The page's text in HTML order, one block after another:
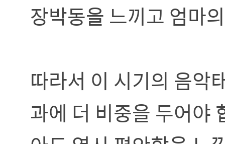
장박동을 느끼고 엄마
따라서 이 시기의 음악
과에 더 비중을 두어야